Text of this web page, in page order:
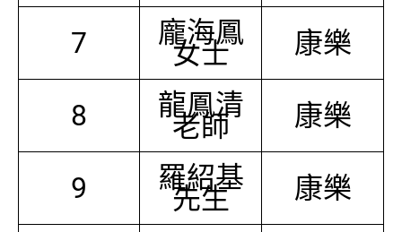
7 龐海鳳
女士 康樂
8 龍鳳清
老師 康樂
9 羅紹基
先生 康樂